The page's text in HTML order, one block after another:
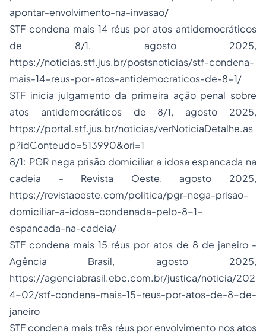
apontar-envolvimento-na-invasao/
STF condena mais 14 réus por atos antidemocráticos
de 8/1, agosto 2025,
https://noticias.stf.jus.br/postsnoticias/stf-condena-
mais-14-reus-por-atos-antidemocraticos-de-8-1/
STF inicia julgamento da primeira ação penal sobre
atos antidemocráticos de 8/1, agosto 2025,
https://portal.stf.jus.br/noticias/verNoticiaDetalhe.as
p?idConteudo=513990&ori=1
8/1: PGR nega prisão domiciliar a idosa espancada na
cadeia - Revista Oeste, agosto 2025,
https://revistaoeste.com/politica/pgr-nega-prisao-
domiciliar-a-idosa-condenada-pelo-8-1-
espancada-na-cadeia/
STF condena mais 15 réus por atos de 8 de janeiro -
Agência Brasil, agosto 2025,
https://agenciabrasil.ebc.com.br/justica/noticia/202
4-02/stf-condena-mais-15-reus-por-atos-de-8-de-
janeiro
STF condena mais três réus por envolvimento nos atos